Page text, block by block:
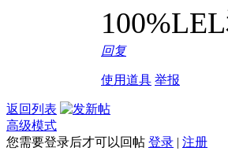
回复
使用道具 举报
返回列表
高级模式
您需要登录后才可以回帖 登录 | 注册